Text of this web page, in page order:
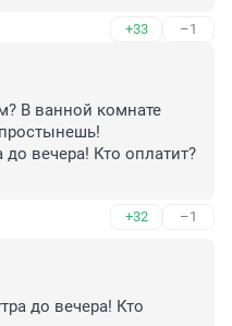
+33 –1
В ванной комнате
до вечера! Кто оплатит?
+32 –1
до вечера! Кто